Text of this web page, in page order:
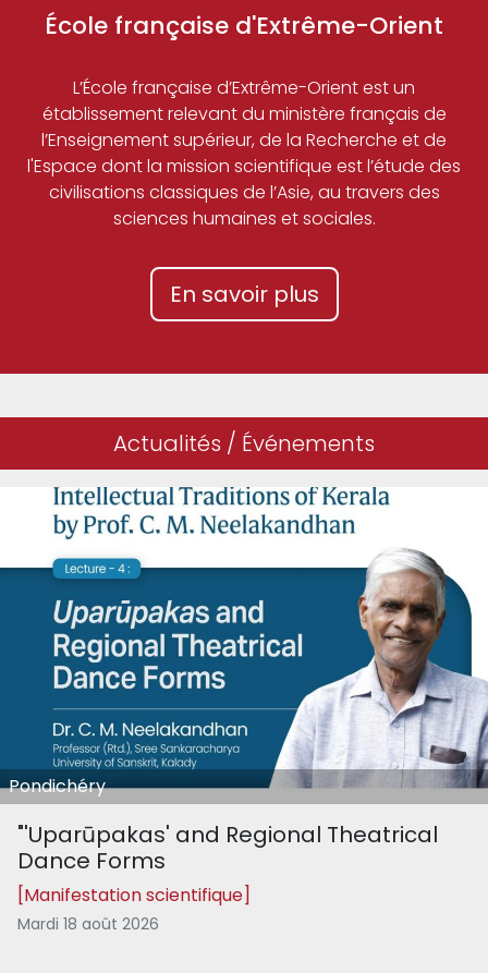
École française d'Extrême-Orient
L’École française d’Extrême-Orient est un
établissement relevant du ministère français de
l’Enseignement supérieur, de la Recherche et de
l'Espace dont la mission scientifique est l’étude des
civilisations classiques de l’Asie, au travers des
sciences humaines et sociales.
En savoir plus
Actualités / Événements
Pondichéry
"'Uparūpakas' and Regional Theatrical
Dance Forms
[Manifestation scientifique]
Mardi 18 août 2026